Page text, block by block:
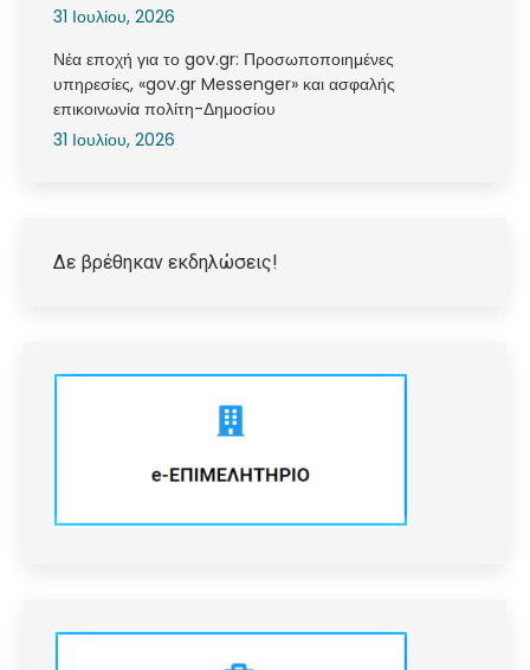
31 Ιουλίου, 2026
Νέα εποχή για το gov.gr: Προσωποποιημένες
υπηρεσίες, «gov.gr Messenger» και ασφαλής
επικοινωνία πολίτη-Δημοσίου
31 Ιουλίου, 2026
Δε βρέθηκαν εκδηλώσεις!